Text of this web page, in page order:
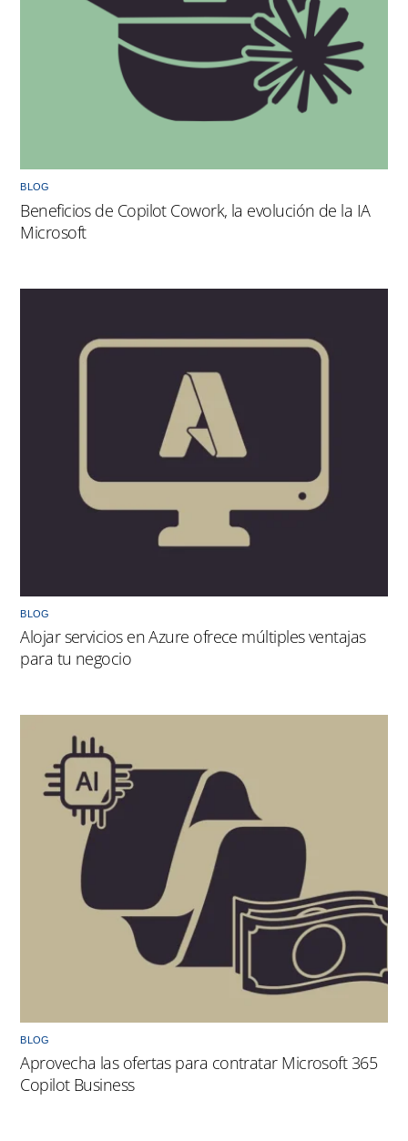
BLOG
Beneficios de Copilot Cowork, la evolución de la IA
Microsoft
BLOG
Alojar servicios en Azure ofrece múltiples ventajas
para tu negocio
BLOG
Aprovecha las ofertas para contratar Microsoft 365
Copilot Business